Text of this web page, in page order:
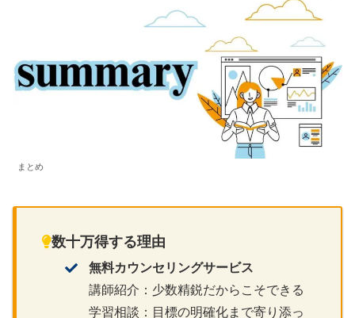
まとめ
数十万得する理由
無料カウンセリングサービス
講師紹介：少数精鋭だからこそできる
学習相談：目標の明確化まで寄り添っ